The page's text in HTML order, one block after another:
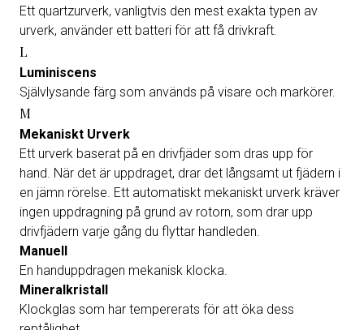
Ett quartzurverk, vanligtvis den mest exakta typen av
urverk, använder ett batteri för att få drivkraft.
L
Luminiscens
Självlysande färg som används på visare och markörer.
M
Mekaniskt Urverk
Ett urverk baserat på en drivfjäder som dras upp för
hand. När det är uppdraget, drar det långsamt ut fjädern i
en jämn rörelse. Ett automatiskt mekaniskt urverk kräver
ingen uppdragning på grund av rotorn, som drar upp
drivfjädern varje gång du flyttar handleden.
Manuell
En handuppdragen mekanisk klocka.
Mineralkristall
Klockglas som har tempererats för att öka dess